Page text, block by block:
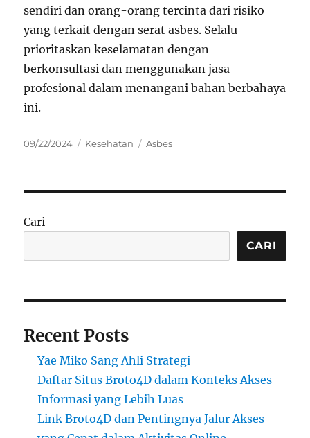
sendiri dan orang-orang tercinta dari risiko
yang terkait dengan serat asbes. Selalu
prioritaskan keselamatan dengan
berkonsultasi dan menggunakan jasa
profesional dalam menangani bahan berbahaya
ini.
Posted
09/22/2024 Categories
Kesehatan Tags
Asbes
Cari
CARI
Recent Posts
Yae Miko Sang Ahli Strategi
Daftar Situs Broto4D dalam Konteks Akses
Informasi yang Lebih Luas
Link Broto4D dan Pentingnya Jalur Akses